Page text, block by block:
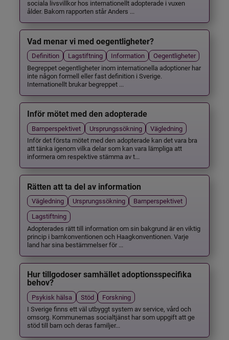
sociala livsvillkor hos internationellt adopterade i vuxen
ålder. Bakom rapporten står Anders ...
Vad menar vi med oegentligheter?
Definition Lagstiftning Information
Oegentligheter
Begreppet oegentligheter inom internationella adoptioner har
inte någon formell eller fast definition i Sverige.
Internationellt brukar begreppet ...
Inför mötet med den adopterade
Barnperspektivet Ursprungssökning
Vägledning
Inför det första mötet med den adopterade kan det vara bra
att tänka igenom vilka delar som kan vara lämpliga att
informera om respektive stämma av t...
Rätten att ta del av information
Vägledning Ursprungssökning
Barnperspektivet
Lagstiftning
Adopterades rätt till information om sin bakgrund är en viktig
princip i barnkonventionen och Haagkonventionen. Varje
land har sina bestämmelser för ...
Hur tillgodoser samhället adoptionsspecifika
behov?
Psykisk hälsa Stöd
Forskning
I Sverige finns ett väl utbyggt system av service, vård och
omsorg. Kommunernas socialtjänst har som uppgift att ge
stöd till barn och deras familjer...